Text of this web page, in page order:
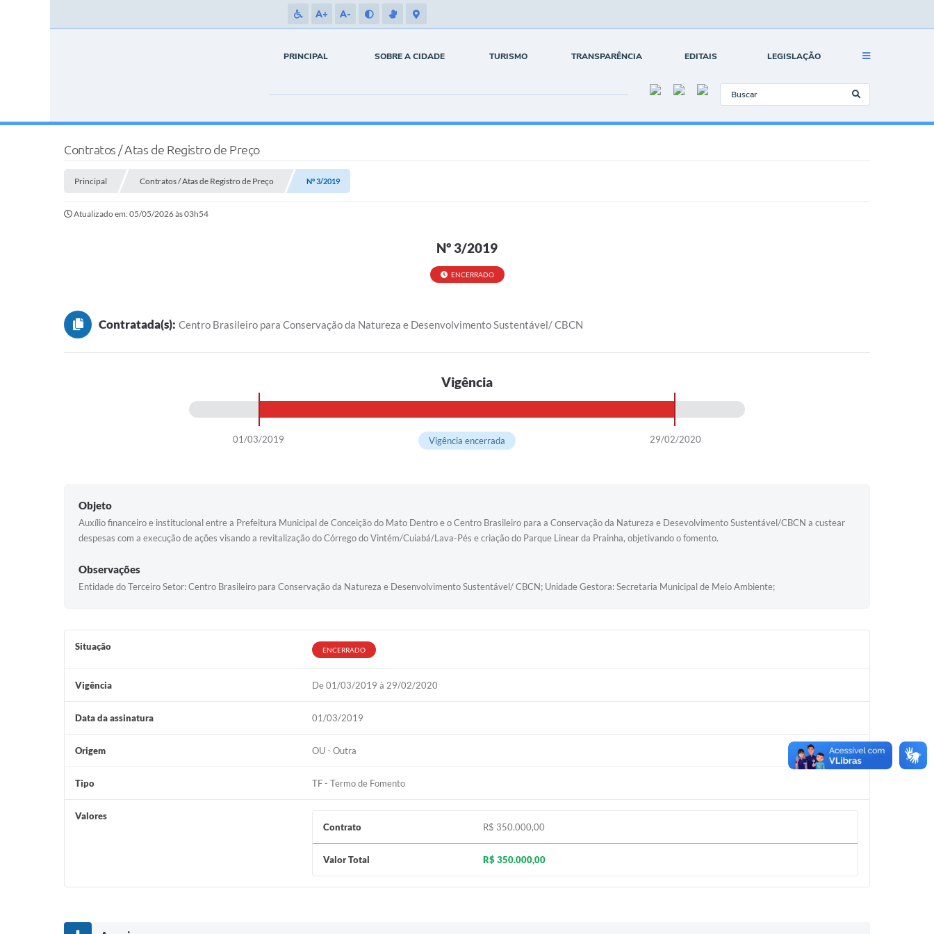
A+ A-
PRINCIPAL SOBRE A CIDADE TURISMO TRANSPARÊNCIA EDITAIS LEGISLAÇÃO
Contratos / Atas de Registro de Preço
Principal Contratos / Atas de Registro de Preço Nº 3/2019
Atualizado em: 05/05/2026 às 03h54
Nº 3/2019
ENCERRADO
Contratada(s): Centro Brasileiro para Conservação da Natureza e Desenvolvimento Sustentável/ CBCN
Vigência
01/03/2019 29/02/2020
Vigência encerrada
Objeto
Auxílio financeiro e institucional entre a Prefeitura Municipal de Conceição do Mato Dentro e o Centro Brasileiro para a Conservação da Natureza e Desevolvimento Sustentável/CBCN a custear
despesas com a execução de ações visando a revitalização do Córrego do Vintém/Cuiabá/Lava-Pés e criação do Parque Linear da Prainha, objetivando o fomento.
Observações
Entidade do Terceiro Setor: Centro Brasileiro para Conservação da Natureza e Desenvolvimento Sustentável/ CBCN; Unidade Gestora: Secretaria Municipal de Meio Ambiente;
Situação ENCERRADO
Vigência De 01/03/2019 à 29/02/2020
Data da assinatura 01/03/2019
Origem OU - Outra
Tipo TF - Termo de Fomento
Valores
Contrato
R$ 350.000,00
Valor Total R$ 350.000,00